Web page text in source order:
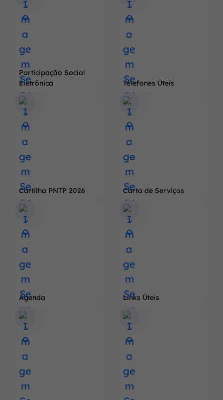
Participação Social
Eletrônica
Telefones Úteis
Cartilha PNTP 2026 Carta de Serviços
Agenda Links Úteis